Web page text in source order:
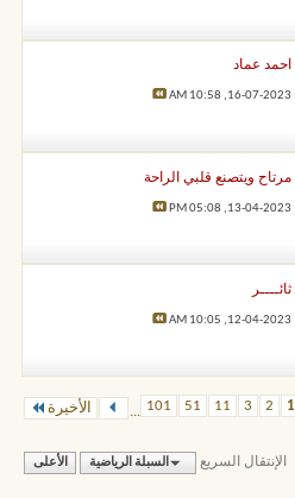
احمد عماد
16-07-2023,
10:58 AM
مرتاح ويتصنع قلبي الراحة
13-04-2023,
05:08 PM
ثائــــر
12-04-2023,
10:05 AM
1
2
3
11
51
101
... الأخيرة
الإنتقال السريع السبلة الرياضية الأعلى